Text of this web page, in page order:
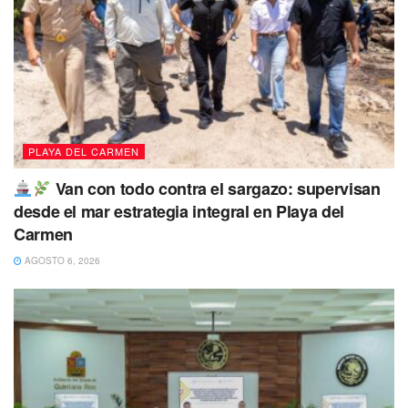
Alex Márquez Aparicio de 12 años de edadfue visto por
última vez por sus familiares el 01 de julio de 2023, por sus
familiares enCancún, Quintana Roo.
La joven fue reportada como desaparecida el 01 de
PLAYA DEL CARMEN
Van con todo contra el sargazo: supervisan
desde el mar estrategia integral en Playa del
Carmen
AGOSTO 6, 2026